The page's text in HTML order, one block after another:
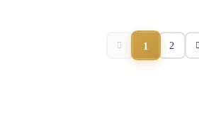
1 2